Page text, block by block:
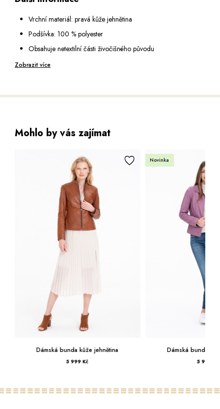
Rukáv hladký ukončen štepováním
Spodní díl zakončen štepováním
Délka: 60 cm (vel. 36)
Výška modelky: 177 cm (vel. 36)
Vrchní materiál: pravá kůže jehnětina
Podšívka: 100 % polyester
Obsahuje netextilní části živočišného původu
Péče: speciální čištění pro usně
Zobrazit více
Mohlo by vás zajímat
Dámská bunda kůže jehnětina
5 999 Kč
Novinka
Dámská bunda
5 999 Kč